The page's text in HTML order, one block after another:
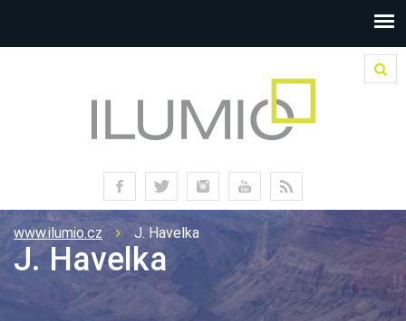
www.ilumio.cz J. Havelka
J. Havelka